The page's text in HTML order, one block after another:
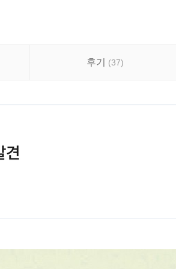
후기 (37)